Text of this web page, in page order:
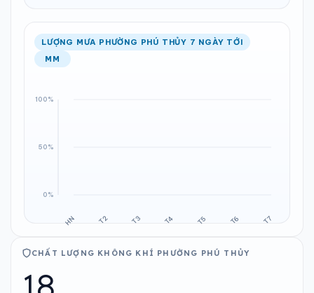
LƯỢNG MƯA PHƯỜNG PHÚ THỦY 7 NGÀY TỚI
MM
CHẤT LƯỢNG KHÔNG KHÍ PHƯỜNG PHÚ THỦY